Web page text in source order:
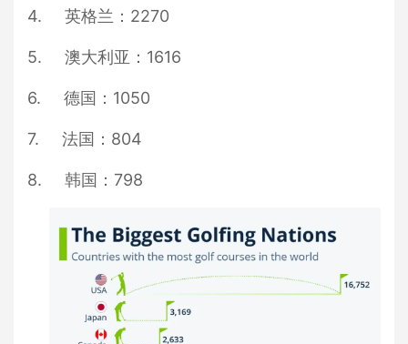
4. 英格兰：2270
5. 澳大利亚：1616
6. 德国：1050
7. 法国：804
8. 韩国：798